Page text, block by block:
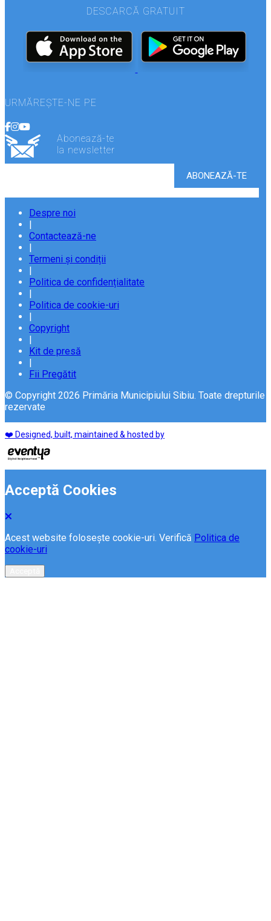
DESCARCĂ GRATUIT
URMĂREȘTE-NE PE
Abonează-te
la newsletter
Despre noi
|
Contactează-ne
|
Termeni și condiții
|
Politica de confidențialitate
|
Politica de cookie-uri
|
Copyright
|
Kit de presă
|
Fii Pregătit
© Copyright 2026 Primăria Municipiului Sibiu. Toate drepturile
rezervate
❤️ Designed, built, maintained & hosted by
Acceptă Cookies
Acest website folosește cookie-uri. Verifică Politica de
cookie-uri